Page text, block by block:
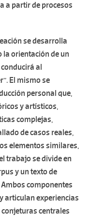
a partir de procesos
se desarrolla
la orientación de un
al
El mismo se
personal que,
y artísticos,
complejas,
de casos reales,
elementos similares,
trabajo se divide en
y un texto de
componentes
articulan experiencias
centrales